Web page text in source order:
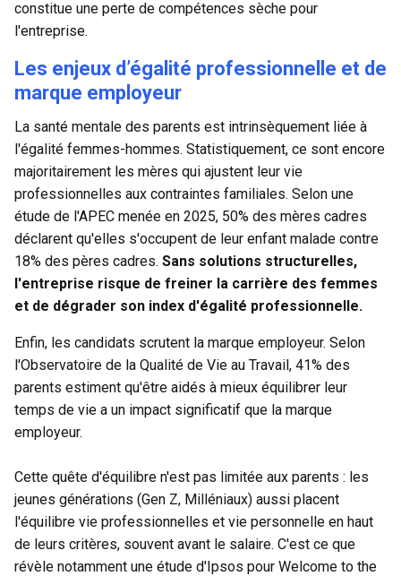
constitue une perte de compétences sèche pour
l'entreprise.
Les enjeux d’égalité professionnelle et de
marque employeur
La santé mentale des parents est intrinsèquement liée à
l'égalité femmes-hommes. Statistiquement, ce sont encore
majoritairement les mères qui ajustent leur vie
professionnelles aux contraintes familiales. Selon une
étude de l'APEC menée en 2025, 50% des mères cadres
déclarent qu'elles s'occupent de leur enfant malade contre
18% des pères cadres. Sans solutions structurelles,
l'entreprise risque de freiner la carrière des femmes
et de dégrader son index d'égalité professionnelle.
Enfin, les candidats scrutent la marque employeur. Selon
l'Observatoire de la Qualité de Vie au Travail, 41% des
parents estiment qu'être aidés à mieux équilibrer leur
temps de vie a un impact significatif que la marque
employeur.
Cette quête d'équilibre n'est pas limitée aux parents : les
jeunes générations (Gen Z, Milléniaux) aussi placent
l'équilibre vie professionnelles et vie personnelle en haut
de leurs critères, souvent avant le salaire. C'est ce que
révèle notamment une étude d'Ipsos pour Welcome to the